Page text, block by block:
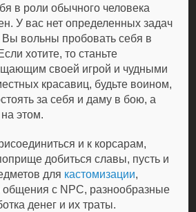
в роли обычного человека
У вас нет определенных задач
вольны пробовать себя в
хотите, то станьте
своей игрой и чудными
красавиц, будьте воином,
за себя и даму в бою, а
этом.
и к корсарам,
добиться славы, пусть и
для кастомизации,
общения с NPC, разнообразные
денег и их траты.